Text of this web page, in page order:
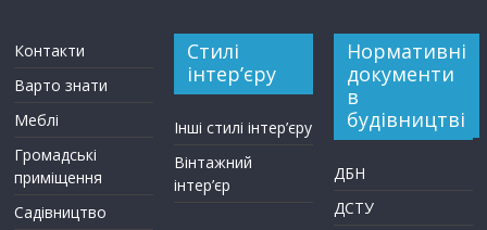
Контакти
Варто знати
Меблі
Громадські
приміщення
Садівництво
Стилі
інтер’єру
Інші стилі інтер’єру
Вінтажний
інтер’єр
Нормативні
документи
в
будівництві
ДБН
ДСТУ